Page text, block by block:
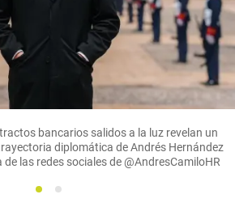
bancarios salidos a la luz revelan un
diplomática de Andrés Hernández
de las redes sociales de @AndresCamiloHR
1
2